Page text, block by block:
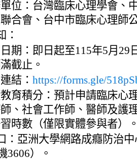
位：台灣臨床心理學會、
合會、台中市臨床心理師
：
期：即日起至115年5月29
截止。
結： https://forms.gle/
育積分：預計申請臨床心
、社會工作師、醫師及護
時數（僅限實體參與者）
：亞洲大學網路成癮防治
3606）。